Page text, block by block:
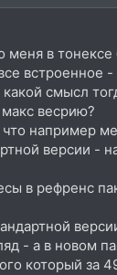
меня в тонексе
встроенное
смысл
весрию?
что например
версии -
в рефренс
- а в новом
который за